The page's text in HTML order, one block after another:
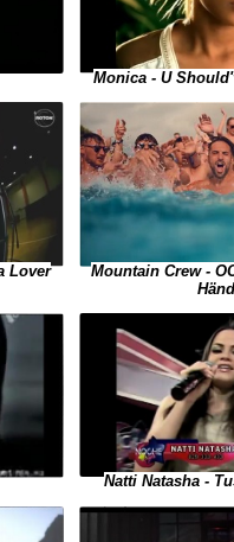
Monica - U
Lover
Mountain Crew -
Natti Natasha -